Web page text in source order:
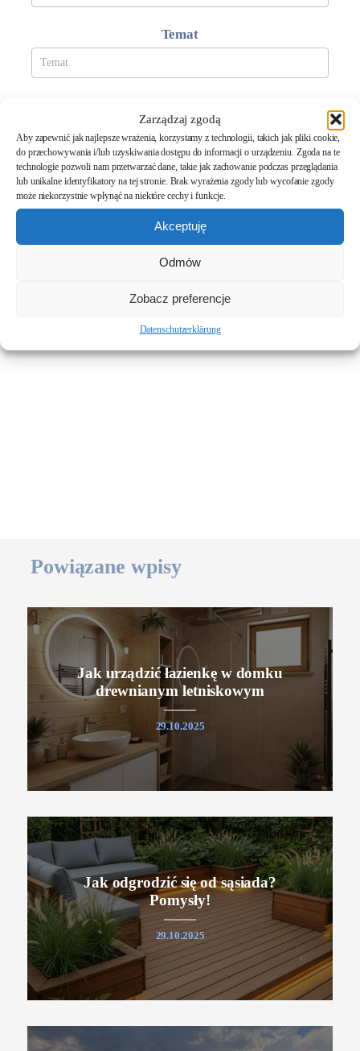
Zarządzaj zgodą
Aby zapewnić jak najlepsze wrażenia, korzystamy z technologii, takich jak pliki cookie,
do przechowywania i/lub uzyskiwania dostępu do informacji o urządzeniu. Zgoda na te
technologie pozwoli nam przetwarzać dane, takie jak zachowanie podczas przeglądania
lub unikalne identyfikatory na tej stronie. Brak wyrażenia zgody lub wycofanie zgody
może niekorzystnie wpłynąć na niektóre cechy i funkcje.
Akceptuję
Odmów
Zobacz preferencje
Datenschutzerklärung
Temat
w powyższym formularzu, w celu udzielenia odpowiedzi na wysłaną
przeze mnie wiadomość, zgodnie zPolityką Prywatności.
Powiązane wpisy
Jak urządzić łazienkę w domku
drewnianym letniskowym
29.10.2025
Jak odgrodzić się od sąsiada?
Pomysły!
29.10.2025